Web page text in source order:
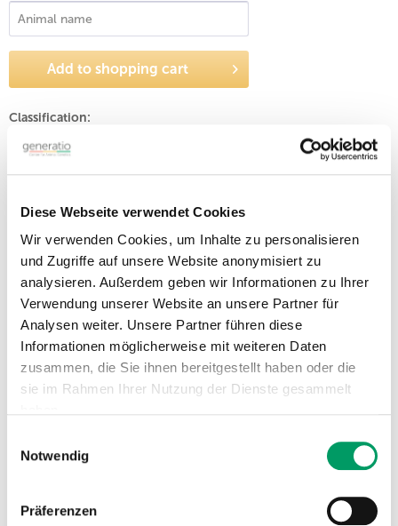
Diese Webseite verwendet Cookies
Wir verwenden Cookies, um Inhalte zu personalisieren
und Zugriffe auf unsere Website anonymisiert zu
analysieren. Außerdem geben wir Informationen zu Ihrer
Verwendung unserer Website an unsere Partner für
Analysen weiter. Unsere Partner führen diese
Informationen möglicherweise mit weiteren Daten
zusammen, die Sie ihnen bereitgestellt haben oder die
sie im Rahmen Ihrer Nutzung der Dienste gesammelt
Impressum
Notwendig
Präferenzen
Add to shopping cart
Classification:
Type:
Class: Characteristics
Breeding clubs:
e.V., DRC. DNA-Programm
Identität und Eigenschaften
Breed:
Airedale, Barsoi, Chow-
Retriever, Kaninchenteckel
Kurzhaar, Kaninchenteckel
Langhaar, Kaninchenteckel
Rauhaar, Mischling Hund,
Siberian Husky, Sonstige,
Teckel, Teckel Kurzhaar,
Teckel Langhaar, unbekannt,
verschiedene Rassen,
Zwergteckel Langhaar,
Zwergteckel Rauhaar
Included in the following packages